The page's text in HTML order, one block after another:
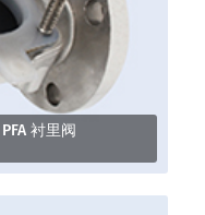
衬里阀